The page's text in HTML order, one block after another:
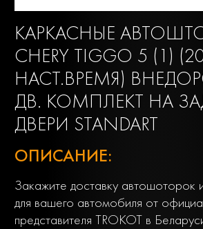
КАРКАСНЫЕ
CHERY TIGGO 5 (1)
НАСТ.ВРЕМЯ)
ДВ. КОМПЛЕКТ НА
ДВЕРИ STANDART
ОПИСАНИЕ:
Закажите доставку автошоторок
для вашего автомобиля от
представителя TROKOT в